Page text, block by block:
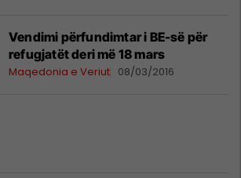
Vendimi përfundimtar i BE-së për
refugjatët deri më 18 mars
Maqedonia e Veriut 08/03/2016